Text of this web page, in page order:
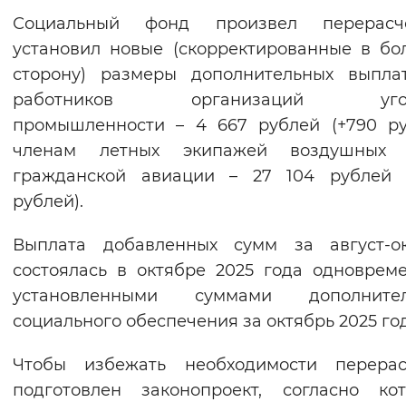
Социальный фонд произвел
установил новые (скорректированные в
сторону) размеры дополнительных
работников организаций
промышленности – 4 667 рублей (+790
членам летных экипажей воздушных
гражданской авиации – 27 104 рублей
рублей).
Выплата добавленных сумм за август-
состоялась в октябре 2025 года
установленными суммами
социального обеспечения за октябрь 2025
Чтобы избежать необходимости
подготовлен законопроект, согласно